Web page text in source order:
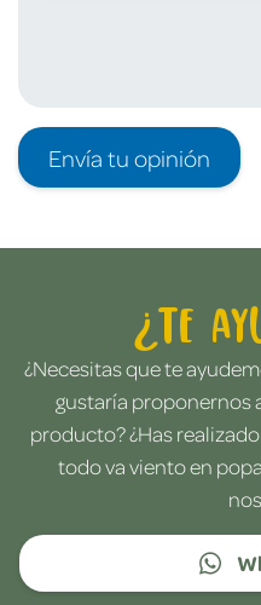
Envía tu opinión
¿Te
¿Necesitas que te
gustaría proponernos
producto? ¿Has
todo va viento en